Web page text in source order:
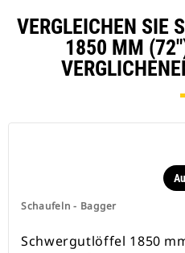
sind,
für alle
VERGLEICHEN SIE
1850 MM
Schaufeln - Bagger
Schwergutlöffel 1850